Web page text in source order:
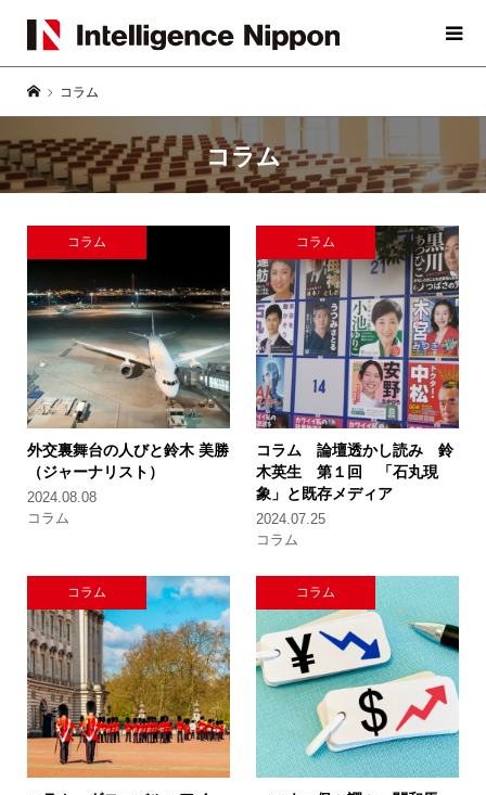
コラム
コラム
コラム
外交裏舞台の人びと鈴木 美勝
（ジャーナリスト）
2024.08.08
コラム
コラム
コラム 論壇透かし読み 鈴
木英生 第１回 「石丸現
象」と既存メディア
2024.07.25
コラム
コラム コラム